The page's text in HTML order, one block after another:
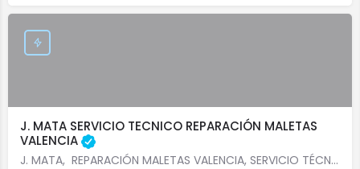
J. MATA SERVICIO TECNICO REPARACIÓN MALETAS
VALENCIA
J. MATA, REPARACIÓN MALETAS VALENCIA, SERVICIO TÉCNICO DE MALETAS VALENCIA, REPUESTOS ORIGINALES DE…